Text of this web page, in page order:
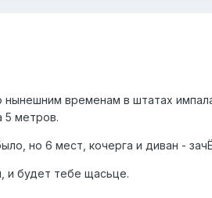
временам в штатах
5 метров.
но 6 мест, кочерга и диван -
и будет тебе щасьце.